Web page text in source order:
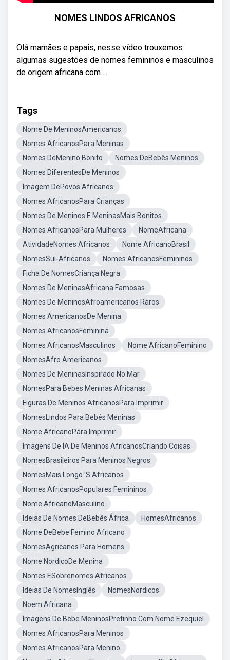
NOMES LINDOS AFRICANOS
Olá mamães e papais, nesse vídeo trouxemos
algumas sugestões de nomes femininos e masculinos
de origem africana com ...
Tags
Nome De MeninosAmericanos
Nomes AfricanosPara Meninas
Nomes DeMenino Bonito
Nomes DeBebês Meninos
Nomes DiferentesDe Meninos
Imagem DePovos Africanos
Nomes AfricanosPara Crianças
Nomes De Meninos E MeninasMais Bonitos
Nomes AfricanosPara Mulheres
NomeAfricana
AtividadeNomes Africanos
Nome AfricanoBrasil
NomesSul-Africanos
Nomes AfricanosFemininos
Ficha De NomesCriança Negra
Nomes De MeninasAfricana Famosas
Nomes De MeninosAfroamericanos Raros
Nomes AmericanosDe Menina
Nomes AfricanosFeminina
Nomes AfricanosMasculinos
Nome AfricanoFeminino
NomesAfro Americanos
Nomes De MeninasInspirado No Mar
NomesPara Bebes Meninas Africanas
Figuras De Meninos AfricanosPara Imprimir
NomesLindos Para Bebês Meninas
Nome AfricanoPára Imprimir
Imagens De IA De Meninos AfricanosCriando Coisas
NomesBrasileiros Para Meninos Negros
NomesMais Longo 'S Africanos
Nomes AfricanosPopulares Femininos
Nome AfricanoMasculino
Ideias De Nomes DeBebês África
HomesAfricanos
Nome DeBebe Femino Africano
NomesAgricanos Para Homens
Nome NordicoDe Menina
Nomes ESobrenomes Africanos
Ideias De NomesInglês
NomesNordicos
Noem Africana
Imagens De Bebe MeninosPretinho Com Nome Ezequiel
Nomes AfricanosPara Meninos
Nomes AfricanosPara Menino